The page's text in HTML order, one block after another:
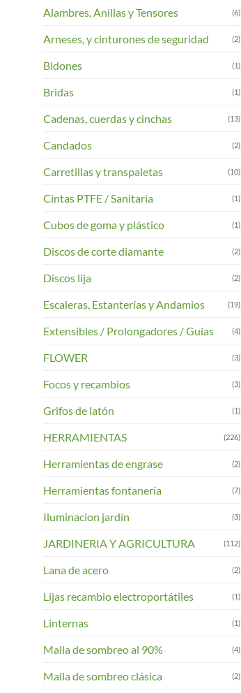
Alambres, Anillas y Tensores (6)
Arneses, y cinturones de seguridad (2)
Bidones (1)
Bridas (1)
Cadenas, cuerdas y cinchas (13)
Candados (2)
Carretillas y transpaletas (10)
Cintas PTFE / Sanitaria (1)
Cubos de goma y plástico (1)
Discos de corte diamante (2)
Discos lija (2)
Escaleras, Estanterías y Andamios (19)
Extensibles / Prolongadores / Guias (4)
FLOWER (3)
Focos y recambios (3)
Grifos de latón (1)
HERRAMIENTAS (226)
Herramientas de engrase (2)
Herramientas fontanería (7)
Iluminacion jardín (3)
JARDINERIA Y AGRICULTURA (112)
Lana de acero (2)
Lijas recambio electroportátiles (1)
Linternas (1)
Malla de sombreo al 90% (4)
Malla de sombreo clásica (2)